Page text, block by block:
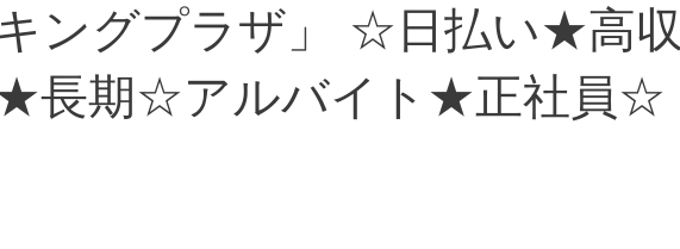
ングプラザ」 ☆日払い★高収
長期☆アルバイト★正社員☆